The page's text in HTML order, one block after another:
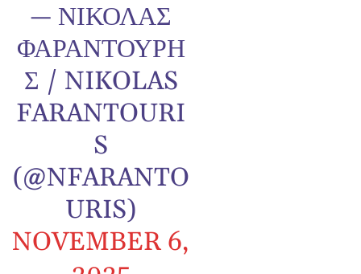
— ΝΙΚΌΛΑΣ
ΦΑΡΑΝΤΟΎΡΗ
Σ / NIKOLAS
FARANTOURI
S
(@NFARANTO
URIS)
NOVEMBER 6,